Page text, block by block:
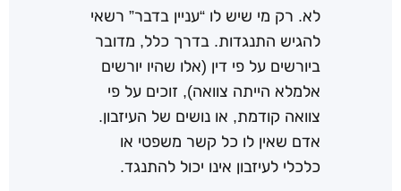
לא. רק מי שיש לו “עניין בדבר” רשאי
להגיש התנגדות. בדרך כלל, מדובר
ביורשים על פי דין (אלו שהיו יורשים
אלמלא הייתה צוואה), זוכים על פי
צוואה קודמת, או נושים של העיזבון.
אדם שאין לו כל קשר משפטי או
כלכלי לעיזבון אינו יכול להתנגד.